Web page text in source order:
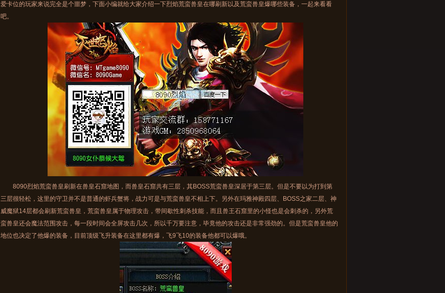
爱卡位的玩家来说完全是个噩梦，下面小编就给大家介绍一下烈焰荒蛮兽皇在哪刷新以及荒蛮兽皇爆哪些装备，一起来看看
吧。
8090烈焰荒蛮兽皇刷新在兽皇石窟地图，而兽皇石窟共有三层，其BOSS荒蛮兽皇深居于第三层。但是不要以为打到第
三层很轻松，这里的守卫并不是普通的虾兵蟹将，战力可是与荒蛮兽皇不相上下。另外在玛雅神殿四层、BOSS之家二层、神
威魔狱14层都会刷新荒蛮兽皇，荒蛮兽皇属于物理攻击，带间歇性刺杀技能，而且兽王石窟里的小怪也是会刺杀的，另外荒
蛮兽皇还会魔法范围攻击，每一段时间会全屏攻击几次，所以千万要注意，毕竟他的攻击还是非常强劲的。但是荒蛮兽皇他的
地位也决定了他爆的装备，目前顶级飞升装备在这里都有爆，飞9飞10的装备他都可以爆哦。